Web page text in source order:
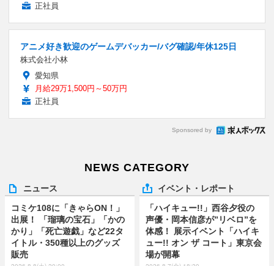
正社員
アニメ好き歓迎のゲームデバッカー/バグ確認/年休125日
株式会社小林
愛知県
月給29万1,500円～50万円
正社員
Sponsored by
NEWS CATEGORY
ニュース
コミケ108に「きゃらON！」
出展！ 「瑠璃の宝石」「かの
かり」「死亡遊戯」など22タ
イトル・350種以上のグッズ
販売
イベント・レポート
「ハイキュー!!」西谷夕役の
声優・岡本信彦が”リベロ”を
体感！ 展示イベント「ハイキ
ュー!! オン ザ コート」東京会
場が開幕